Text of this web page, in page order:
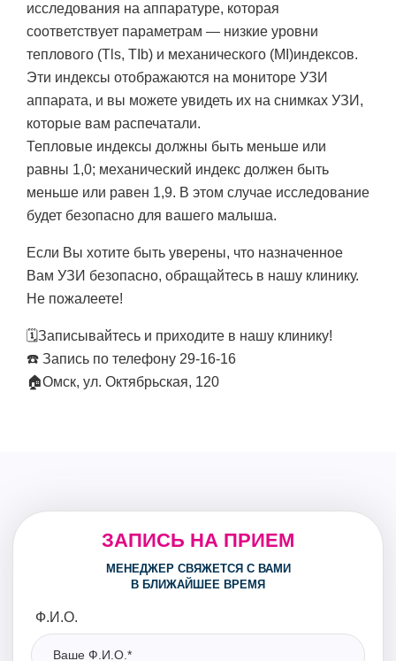
исследования на аппаратуре, которая
соответствует параметрам — низкие уровни
теплового (Tls, TIb) и механического (MI)индексов.
Эти индексы отображаются на мониторе УЗИ
аппарата, и вы можете увидеть их на снимках УЗИ,
которые вам распечатали.
Тепловые индексы должны быть меньше или
равны 1,0; механический индекс должен быть
меньше или равен 1,9. В этом случае исследование
будет безопасно для вашего малыша.
Если Вы хотите быть уверены, что назначенное
Вам УЗИ безопасно, обращайтесь в нашу клинику.
Не пожалеете!
🗓Записывайтесь и приходите в нашу клинику!
☎️ Запись по телефону 29-16-16
🏠Омск, ул. Октябрьская, 120
ЗАПИСЬ НА ПРИЕМ
МЕНЕДЖЕР СВЯЖЕТСЯ С ВАМИ
В БЛИЖАЙШЕЕ ВРЕМЯ
Ф.И.О.